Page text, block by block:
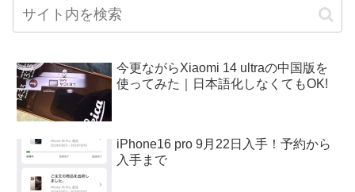
今更ながらXiaomi 14 ultraの中国版を
使ってみた｜日本語化しなくてもOK!
iPhone16 pro 9月22日入手！予約から
入手まで